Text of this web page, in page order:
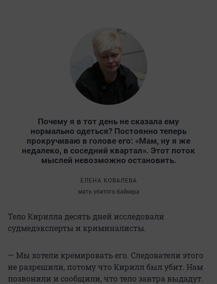
Почему я в тот день не сказала ему
нормально одеться? Постоянно теперь
прокручиваю в голове его: «Мам, ну я же
недалеко, в соседний квартал». Этот поток
мыслей невозможно остановить.
ЕЛЕНА КОВАЛЕВА
мать убитого байкера
Тело Кирилла десять дней исследовали
судмедэксперты и криминалисты.
— Мы хотели кремировать его. Следователи этого
не разрешили, потому что Кирилл был убит. Нам
позвонили и сообщили, что тело завтра выдадут.